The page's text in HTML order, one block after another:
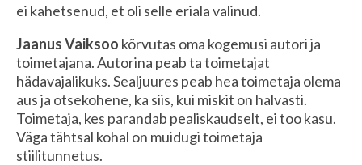
ei kahetsenud, et oli selle eriala valinud.
Jaanus Vaiksoo kõrvutas oma kogemusi autori ja
toimetajana. Autorina peab ta toimetajat
hädavajalikuks. Sealjuures peab hea toimetaja olema
aus ja otsekohene, ka siis, kui miskit on halvasti.
Toimetaja, kes parandab pealiskaudselt, ei too kasu.
Väga tähtsal kohal on muidugi toimetaja
stiilitunnetus.